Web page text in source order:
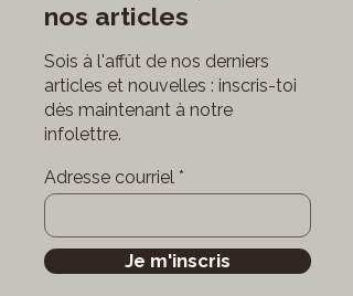
nos articles
Sois à l'affût de nos derniers
articles et nouvelles : inscris-toi
dès maintenant à notre
infolettre.
Adresse courriel
Je m'inscris